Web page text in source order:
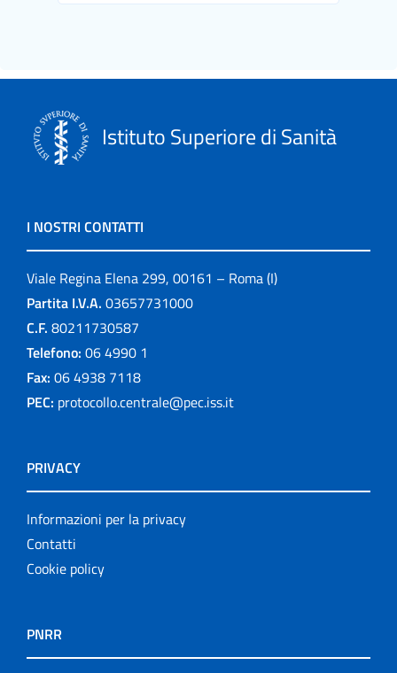
Istituto Superiore di Sanità
I NOSTRI CONTATTI
Viale Regina Elena 299, 00161 – Roma (I)
Partita I.V.A. 03657731000
C.F. 80211730587
Telefono: 06 4990 1
Fax: 06 4938 7118
PEC: protocollo.centrale@pec.iss.it
PRIVACY
Informazioni per la privacy
Contatti
Cookie policy
PNRR